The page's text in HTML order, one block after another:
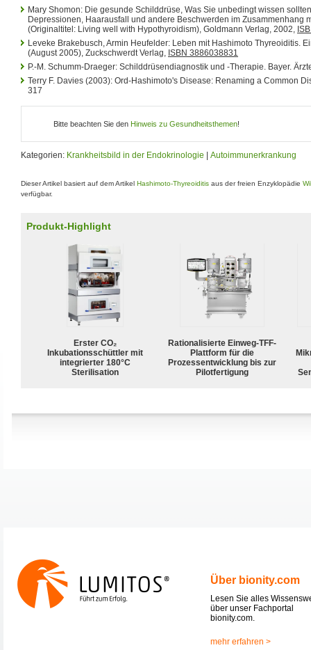
Mary Shomon: Die gesunde Schilddrüse, Was Sie unbedingt wissen
Depressionen, Haarausfall und andere Beschwerden im Zusammenhang
(Originaltitel: Living well with Hypothyroidism), Goldmann Verlag, 2002,
Leveke Brakebusch, Armin Heufelder: Leben mit Hashimoto Thyreoiditis.
(August 2005), Zuckschwerdt Verlag, ISBN 3886038831
P.-M. Schumm-Draeger: Schilddrüsendiagnostik und -Therapie. Bayer.
Terry F. Davies (2003): Ord-Hashimoto's Disease: Renaming a Common
317
Bitte beachten Sie den Hinweis zu Gesundheitsthemen!
Kategorien: Krankheitsbild in der Endokrinologie Autoimmunerkrankung
Dieser Artikel basiert auf dem Artikel Hashimoto-Thyreoiditis aus der freien Enzyklopädie
verfügbar.
Produkt-Highlight
Erster CO₂
Inkubationsschüttler mit
integrierter 180°C
Sterilisation
Rationalisierte Einweg-TFF-
Plattform für die
Prozessentwicklung bis zur
Pilotfertigung
Über bionity.com
Lesen Sie alles
über unser Fachportal
bionity.com.
mehr erfahren >